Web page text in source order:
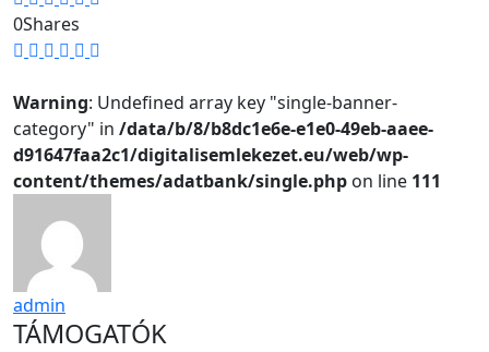
0Shares
Warning: Undefined array key "single-banner-
category" in /data/b/8/b8dc1e6e-e1e0-49eb-aaee-
d91647faa2c1/digitalisemlekezet.eu/web/wp-
content/themes/adatbank/single.php on line 111
admin
TÁMOGATÓK